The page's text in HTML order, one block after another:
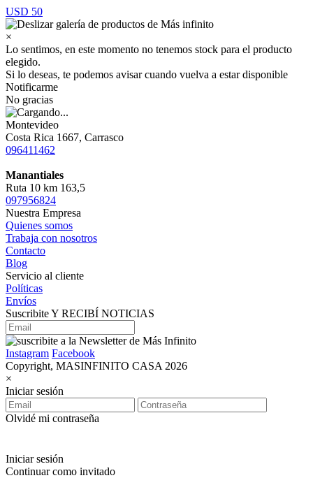
USD 50
×
Lo sentimos, en este momento no tenemos stock para el producto
elegido.
Si lo deseas, te podemos avisar cuando vuelva a estar disponible
Notificarme
No gracias
Montevideo
Costa Rica 1667, Carrasco
096411462
Manantiales
Ruta 10 km 163,5
097956824
Nuestra Empresa
Quienes somos
Trabaja con nosotros
Contacto
Blog
Servicio al cliente
Políticas
Envíos
Suscribite Y RECIBÍ NOTICIAS
Instagram Facebook
Copyright, MASINFINITO CASA 2026
×
Iniciar sesión
Olvidé mi contraseña
Iniciar sesión
Continuar como invitado